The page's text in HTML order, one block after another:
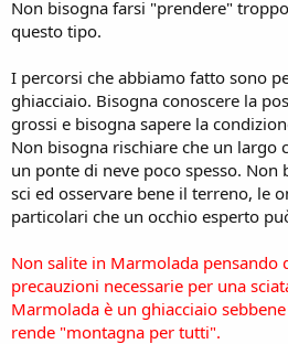
Non bisogna farsi "prendere"
questo tipo.
I percorsi che abbiamo fatto sono
ghiacciaio. Bisogna conoscere la
grossi e bisogna sapere la
Non bisogna rischiare che un largo
un ponte di neve poco spesso.
sci ed osservare bene il terreno, le
particolari che un occhio esperto
Non salite in Marmolada pensando
precauzioni necessarie per una
Marmolada è un ghiacciaio
rende "montagna per tutti".